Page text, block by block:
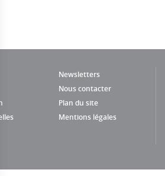
Newsletters
Nous contacter
Plan du site
Mentions légales